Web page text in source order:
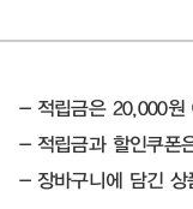
- 적립금은 20,000원
- 적립금과 할인쿠폰
- 장바구니에 담긴 상